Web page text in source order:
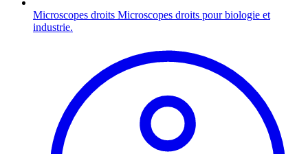
Microscopes droits Microscopes droits pour biologie et
industrie.